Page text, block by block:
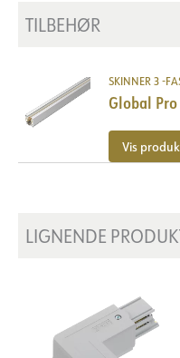
TILBEHØR
SKINNER 3 -
Global
Vis
LIGNENDE